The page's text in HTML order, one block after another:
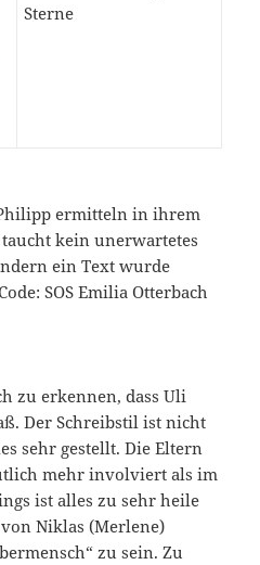
Sterne
ermitteln in ihrem
kein unerwartetes
ein Text wurde
SOS Emilia Otterbach
zu erkennen, dass Uli
Der Schreibstil ist nicht
sehr gestellt. Die Eltern
mehr involviert als im
ist alles zu sehr heile
Niklas (Merlene)
zu sein. Zu